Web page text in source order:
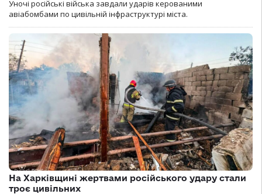
Уночі російські війська завдали ударів керованими
авіабомбами по цивільній інфраструктурі міста.
На Харківщині жертвами російського удару стали
троє цивільних